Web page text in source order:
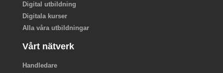
Digital utbildning
Digitala kurser
Alla våra utbildningar
Vårt nätverk
Handledare